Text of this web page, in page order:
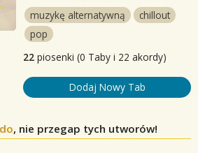
muzykę alternatywną
chillout
pop
22 piosenki (0 Taby i 22 akordy)
Dodaj Nowy Tab
, nie przegap tych utworów!